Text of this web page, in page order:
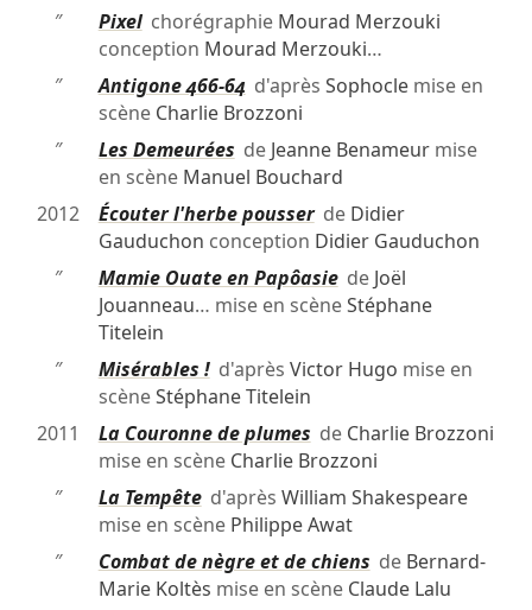
″
Pixelchorégraphie Mourad Merzouki
conception Mourad Merzouki…
″
Antigone 466-64 d'après Sophoclemise en
scène Charlie Brozzoni
″
Les Demeurées de Jeanne Benameurmise
en scène Manuel Bouchard
2012
Écouter l'herbe pousserde Didier
Gauduchon conception Didier Gauduchon
″
Mamie Ouate en Papôasiede Joël
Jouanneau… mise en scèneStéphane
Titelein
″
Misérables !d'après Victor Hugo mise en
scèneStéphane Titelein
2011
La Couronne de plumes de Charlie Brozzoni
mise en scène Charlie Brozzoni
″
La Tempêted'après William Shakespeare
mise en scène Philippe Awat
″
Combat de nègre et de chiens de Bernard-
Marie Koltès mise en scène Claude Lalu